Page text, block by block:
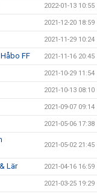
2022-01-13 10:55
2021-12-20 18:59
2021-11-29 10:24
FF 2021-11-16 20:45
2021-10-29 11:54
2021-10-13 08:10
2021-09-07 09:14
2021-05-06 17:38
2021-05-02 21:45
Lär 2021-04-16 16:59
2021-03-25 19:29